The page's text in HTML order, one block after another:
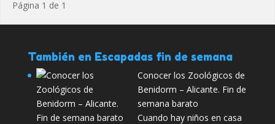
Página 1 de 1
También en Escapadas fin de semana
Conocer los Zoológicos de
Benidorm – Alicante. Fin de
semana barato
Cuando hay niños en casa